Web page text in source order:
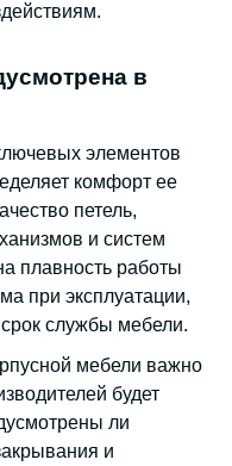
в
элементов
комфорт ее
петель,
и систем
плавность работы
при эксплуатации,
службы мебели.
мебели важно
будет
ли
и